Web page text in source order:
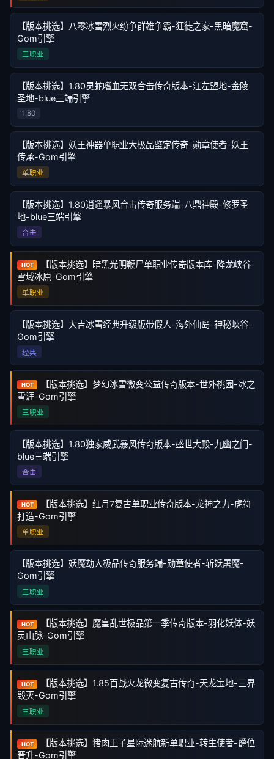
【版本挑选】八零冰雪烈火纷争群雄争霸-狂徒之家-黑暗魔窟-
Gom引擎
三职业
【版本挑选】1.80灵蛇嗜血无双合击传奇版本-江左盟地-金陵
圣地-blue三端引擎
1.80
【版本挑选】妖王神器单职业大极品鉴定传奇-勋章使者-妖王
传承-Gom引擎
单职业
【版本挑选】1.80逍遥暴风合击传奇服务端-八鼎神殿-修罗圣
地-blue三端引擎
合击
HOT
【版本挑选】暗黑光明鞭尸单职业传奇版本库-降龙峡谷-
雪域冰原-Gom引擎
单职业
【版本挑选】大吉冰雪经典升级版带假人-海外仙岛-神秘峡谷-
Gom引擎
经典
HOT
【版本挑选】梦幻冰雪微变公益传奇版本-世外桃园-冰之
雪涯-Gom引擎
三职业
【版本挑选】1.80独家威武暴风传奇版本-盛世大殿-九幽之门-
blue三端引擎
合击
HOT
【版本挑选】红月7复古单职业传奇版本-龙神之力-虎符
打造-Gom引擎
单职业
【版本挑选】妖魔劫大极品传奇服务端-勋章使者-斩妖屠魔-
Gom引擎
三职业
HOT
【版本挑选】魔皇乱世极品第一季传奇版本-羽化妖体-妖
灵山脉-Gom引擎
三职业
HOT
【版本挑选】1.85百战火龙微变复古传奇-天龙宝地-三界
毁灭-Gom引擎
三职业
HOT
【版本挑选】猪肉王子星际迷航新单职业-转生使者-爵位
晋升-Gom引擎